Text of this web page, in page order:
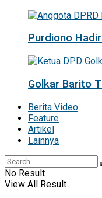
Purdiono
Golkar Barito
Berita Video
Feature
Artikel
Lainnya
No Result
View All Result